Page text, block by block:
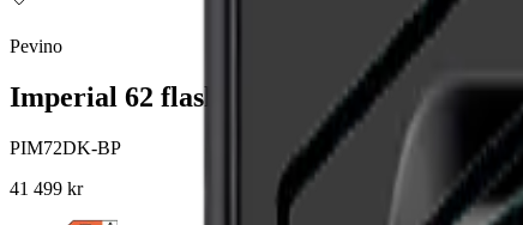
Pevino
Imperial 62 flaskor - push open - 2 zoner
PIM72DK-BP
41 499 kr